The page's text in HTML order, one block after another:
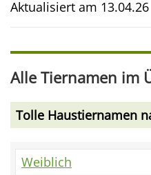
Aktualisiert am 13.04.26
Alle Tiernamen im
Tolle Haustiernamen
Weiblich